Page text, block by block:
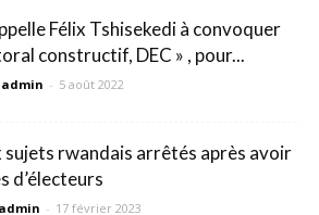
Félix Tshisekedi à convoquer
constructif, DEC » , pour...
admin - 5 août 2022
sujets rwandais arrêtés après avoir
d’électeurs
admin - 17 février 2023